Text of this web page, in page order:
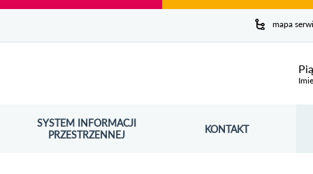
mapa
SYSTEM INFORMACJI
PRZESTRZENNEJ
OTWORZY SIĘ W NOWYM OKNIE KONTAKT